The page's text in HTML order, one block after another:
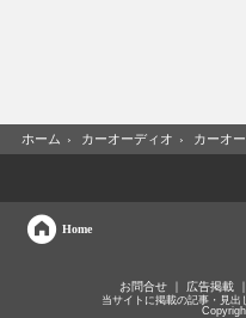
ホーム › カーオーディオ › カーオ
Home
お問合せ 広告掲載
当サイトに掲載の記事・見出